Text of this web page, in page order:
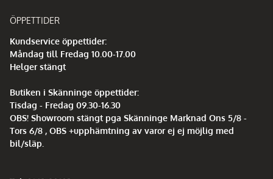
ÖPPETTIDER
Kundservice öppettider:
Måndag till Fredag 10.00-17.00
Helger stängt
Butiken i Skänninge öppettider:
Tisdag - Fredag 09.30-16.30
OBS! Showroom stängt pga Skänninge Marknad Ons 5/8 -
Tors 6/8 , OBS +upphämtning av varor ej ej möjlig med
bil/släp.